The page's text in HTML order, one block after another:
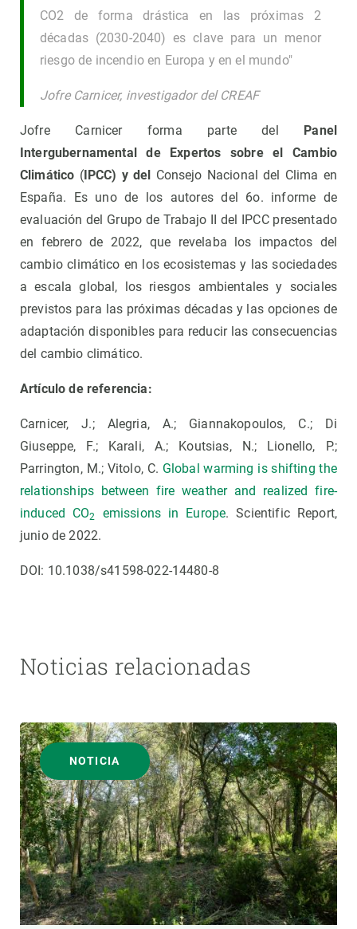
CO2 de forma drástica en las próximas 2
décadas (2030-2040) es clave para un menor
riesgo de incendio en Europa y en el mundo"
Jofre Carnicer, investigador del CREAF
Jofre Carnicer forma parte del Panel
Intergubernamental de Expertos sobre el Cambio
Climático (IPCC) y del Consejo Nacional del Clima en
España. Es uno de los autores del 6o. informe de
evaluación del Grupo de Trabajo II del IPCC presentado
en febrero de 2022, que revelaba los impactos del
cambio climático en los ecosistemas y las sociedades
a escala global, los riesgos ambientales y sociales
previstos para las próximas décadas y las opciones de
adaptación disponibles para reducir las consecuencias
del cambio climático.
Artículo de referencia:
Carnicer, J.; Alegria, A.; Giannakopoulos, C.; Di
Giuseppe, F.; Karali, A.; Koutsias, N.; Lionello, P.;
Parrington, M.; Vitolo, C. Global warming is shifting the
relationships between fire weather and realized fire-
induced CO2 emissions in Europe. Scientific Report,
junio de 2022.
DOI: 10.1038/s41598-022-14480-8
Noticias relacionadas
NOTICIA